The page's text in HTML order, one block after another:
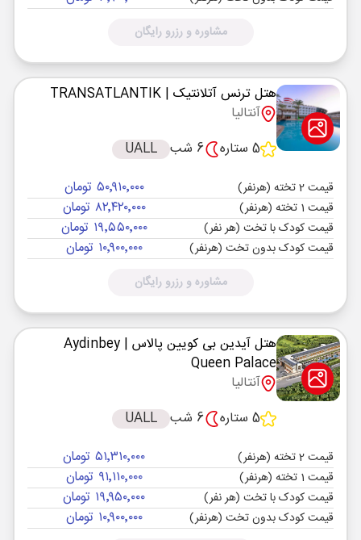
مشاوره و رزرو رایگان
هتل ترنس آتلانتیک | TRANSATLANTIK
آنتالیا
5 ستاره
6 شب UALL
قیمت 2 تخته (هرنفر) ۵۰٬۹۱۰٬۰۰۰ تومان
قیمت 1 تخته (هرنفر) ۸۲٬۴۲۰٬۰۰۰ تومان
قیمت کودک با تخت (هر نفر) ۱۹٬۵۵۰٬۰۰۰ تومان
قیمت کودک بدون تخت (هرنفر) ۱۰٬۹۰۰٬۰۰۰ تومان
مشاوره و رزرو رایگان
هتل آیدین بی کویین پالاس | Aydinbey
Queen Palace
آنتالیا
5 ستاره
6 شب UALL
قیمت 2 تخته (هرنفر) ۵۱٬۳۱۰٬۰۰۰ تومان
قیمت 1 تخته (هرنفر) ۹۱٬۱۱۰٬۰۰۰ تومان
قیمت کودک با تخت (هر نفر) ۱۹٬۹۵۰٬۰۰۰ تومان
قیمت کودک بدون تخت (هرنفر) ۱۰٬۹۰۰٬۰۰۰ تومان